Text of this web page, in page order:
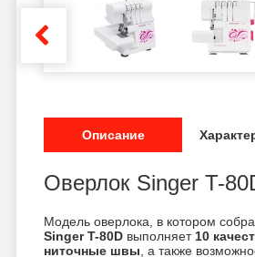
Описание
Оверлок Singer T-
Модель оверлока, в котором
Singer T-80D выполняет 10
ниточные швы , а также